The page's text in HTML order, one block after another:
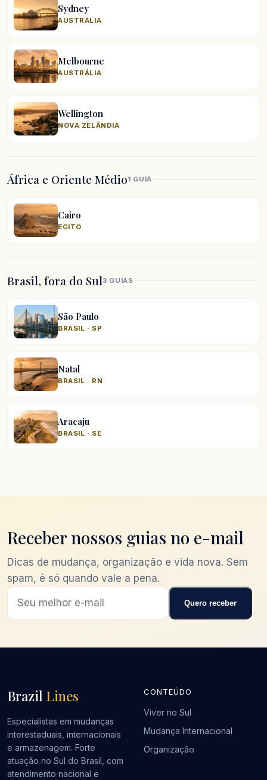
Sydney
AUSTRÁLIA
Melbourne
AUSTRÁLIA
Wellington
NOVA ZELÂNDIA
África e Oriente Médio1 GUIA
Cairo
EGITO
Brasil, fora do Sul3 GUIAS
São Paulo
BRASIL · SP
Natal
BRASIL · RN
Aracaju
BRASIL · SE
Receber nossos guias no e-mail
Dicas de mudança, organização e vida nova. Sem
spam, é só quando vale a pena.
Quero receber
Brazil Lines
Especialistas em mudanças
interestaduais, internacionais
e armazenagem. Forte
atuação no Sul do Brasil, com
atendimento nacional e
CONTEÚDO
Viver no Sul
Mudança Internacional
Organização